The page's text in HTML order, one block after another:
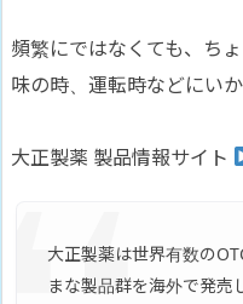
頻繁にではなくても、ち
味の時、運転時などにい
大正製薬 製品情報サイト
大正製薬は世界有数の
まな製品群を海外で発売